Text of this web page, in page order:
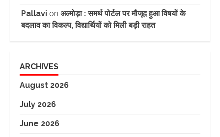
Pallavi on अल्मोड़ा : समर्थ पोर्टल पर मौजूद हुआ विषयों के
बदलाव का विकल्प, विद्यार्थियों को मिली बड़ी राहत
ARCHIVES
August 2026
July 2026
June 2026